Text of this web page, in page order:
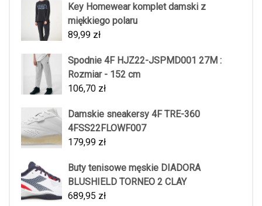
Key Homewear komplet damski z
miękkiego polaru
89,99 zł
Spodnie 4F HJZ22-JSPMD001 27M :
Rozmiar - 152 cm
106,70 zł
Damskie sneakersy 4F TRE-360
4FSS22FLOWF007
179,99 zł
Buty tenisowe męskie DIADORA
BLUSHIELD TORNEO 2 CLAY
689,95 zł